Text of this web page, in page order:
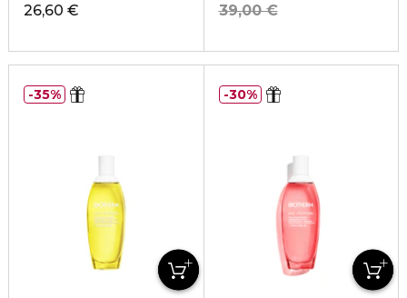
26,60 €
39,00 €
35% 30%